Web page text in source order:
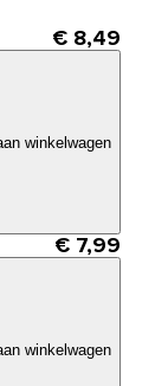
€ 8,49
winkelwagen
€ 7,99
winkelwagen